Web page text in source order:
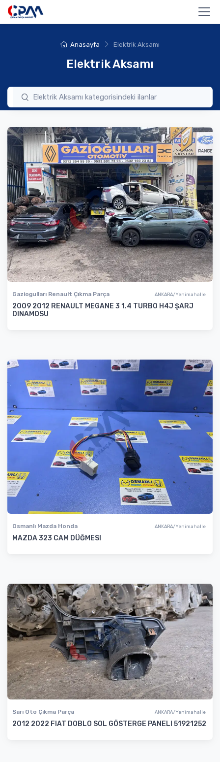
Anasayfa Elektrik Aksamı
Elektrik Aksamı
Gaziogulları Renault Çıkma Parça ANKARA/Yenimahalle
2009 2012 RENAULT MEGANE 3 1.4 TURBO H4J ŞARJ
DINAMOSU
Osmanlı Mazda Honda ANKARA/Yenimahalle
MAZDA 323 CAM DÜĞMESI
Sarı Oto Çıkma Parça ANKARA/Yenimahalle
2012 2022 FIAT DOBLO SOL GÖSTERGE PANELI 51921252